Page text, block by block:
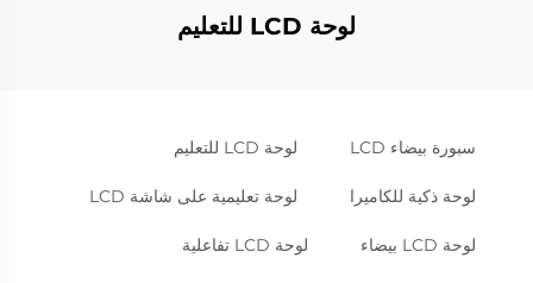
لوحة LCD للتعليم
سبورة بيضاء LCD لوحة LCD للتعليم
لوحة ذكية للكاميرا لوحة تعليمية على شاشة LCD
لوحة LCD بيضاء لوحة LCD تفاعلية